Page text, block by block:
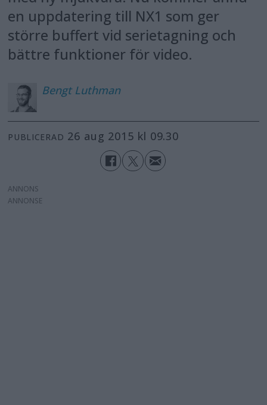
en uppdatering till NX1 som ger
större buffert vid serietagning och
bättre funktioner för video.
Bengt Luthman
PUBLICERAD 26 aug 2015 kl 09.30
ANNONS